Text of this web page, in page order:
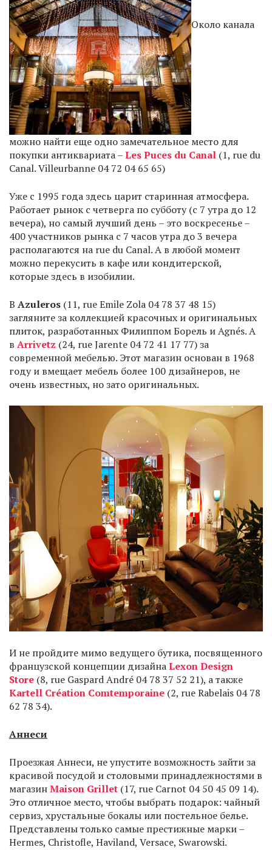
Около канала
можно найти еще одно замечательное место для
покупки антиквариата –Les Puces du Canal (1, rue du
Canal. Villeurbanne 04 72 04 65 65)
Уже с 1995 года здесь царит старинная атмосфера.
Работает рынок с четверга по субботу (с 7 утра до 12
вечера), но самый лучший день – это воскресенье –
400 участников рынка с 7 часов утра до 3 вечера
располагаются на rue du Canal. А в любой момент
можно перекусить в кафе или кондитерской,
которые здесь в изобилии.
В Azuleros (11, rue Emile Zola 04 78 37 48 15)
загляните за коллекцией красочных и оригинальных
плиток, разработанных Филиппом Борель и Agnés. А
в Arrivetz (24, rue Jarente 04 72 41 17 77) за
современной мебелью. Этот магазин основан в 1968
году и вмещает мебель более 100 дизайнеров, не
очень известных, но зато оригинальных.
И не пройдите мимо ведущего бутика, посвященного
французской концепции дизайнаLexon Design
Store (8, rue Gaspard André 04 78 37 52 21), а также
Kartell Création Comtemporaine (2, rue Rabelais 04 78
62 78 34).
Аннеси
Проезжая Аннеси, не упустите возможность зайти за
красивой посудой и столовыми принадлежностями в
магазинMaison Grillet (17, rue Carnot 04 50 45 09 14).
Это отличное место, чтобы выбрать подарок: чайный
сервиз, хрустальные бокалы или постельное белье.
Представлены только самые престижные марки –
Hermes, Christofle, Haviland, Versace, Swarowski.